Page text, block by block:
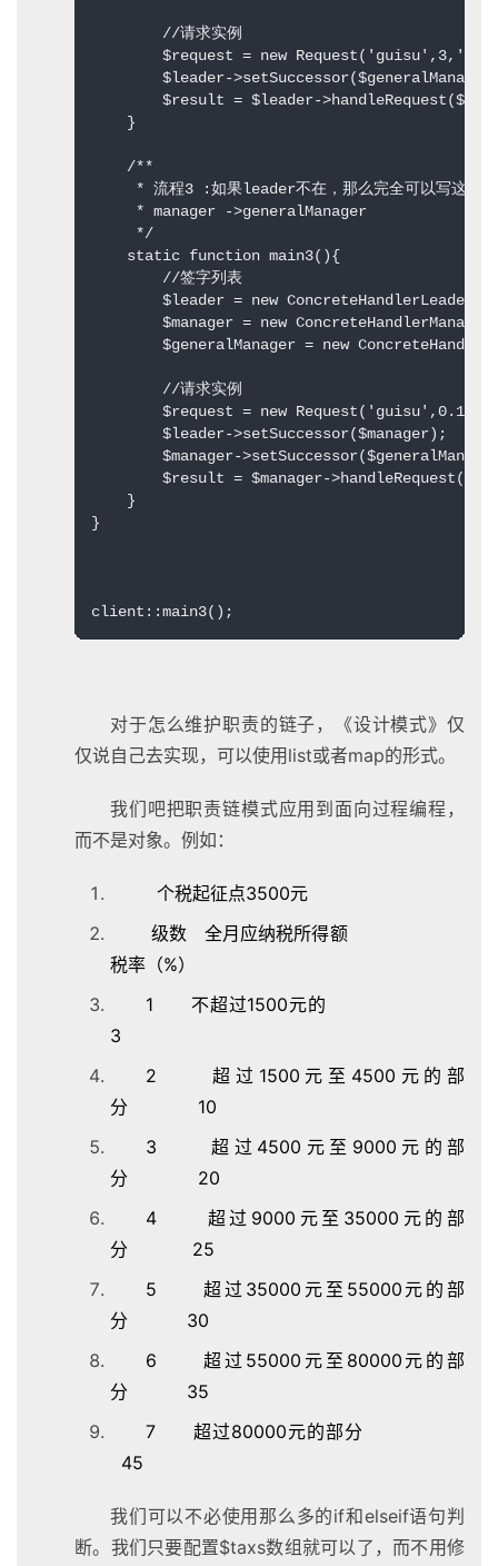
//请求实例
$request = new Request('guisu',3,'
$leader-
$result = $leader-
}
/**
* 流程3 :如果leader不在，那么完全可以写这样
* manager ->generalManager
*/
static function main3(){
//签字列表
$leader = new
$manager = new
$generalManager = new
//请求实例
$request = new Request('guisu',0.1,'
$leader->setSuccessor($manager);
$manager-
$result = $manager-
}
}
client::main3();
对于怎么维护职责的链子，《设计模式》仅
仅说自己去实现，可以使用list或者map的形式。
我们吧把职责链模式应用到面向过程编程，
而不是对象。例如：
个税起征点3500元
级数 全月应纳税所得额
税率（%）
1 不超过1500元的
3
2 超过1500元至4500元的部
分 10
3 超过4500元至9000元的部
分 20
4 超过9000元至35000元的部
分 25
5 超过35000元至55000元的部
分 30
6 超过55000元至80000元的部
分 35
7 超过80000元的部分
45
我们可以不必使用那么多的if和elseif语句判
断。我们只要配置$taxs数组就可以了，而不用修